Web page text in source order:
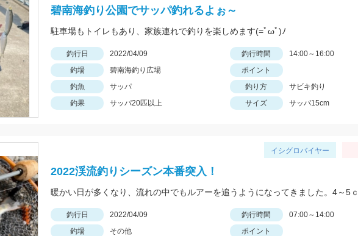
ペ
碧南海釣り公園でサッパ釣れるよぉ～
駐車場もトイレもあり、家族連れで釣りを楽しめます(=ﾟωﾟ)ﾉ
釣行日 2022/04/09 釣行時間
14:00～16:00
釣場
碧南海釣り広場
ポイント
釣魚
サッパ 釣り方
サビキ釣り
釣果
サッパ20匹以上 サイズ サッパ15cm
イシグロバイヤー
2022渓流釣りシーズン本番突入！
釣行日 2022/04/09 釣行時間
07:00～14:00
釣場
その他
ポイント